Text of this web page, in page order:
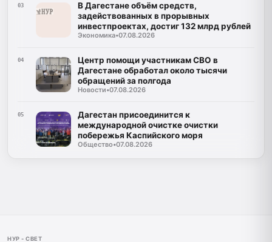
03
В Дагестане объём средств,
задействованных в прорывных
инвестпроектах, достиг 132 млрд рублей
Экономика•07.08.2026
04
Центр помощи участникам СВО в
Дагестане обработал около тысячи
обращений за полгода
Новости•07.08.2026
05
Дагестан присоединится к
международной очистке очистки
побережья Каспийского моря
Общество•07.08.2026
НУР - СВЕТ